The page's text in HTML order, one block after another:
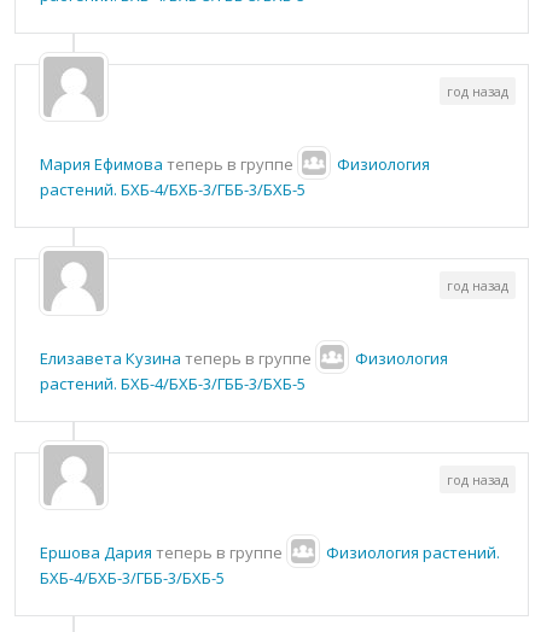
Мария Ефимова теперь в группе
Физиология
растений. БХБ-4/БХБ-3/ГББ-3/БХБ-5
год назад
Елизавета Кузина теперь в группе
Физиология
растений. БХБ-4/БХБ-3/ГББ-3/БХБ-5
год назад
Ершова Дария теперь в группе
Физиология растений.
БХБ-4/БХБ-3/ГББ-3/БХБ-5
год назад